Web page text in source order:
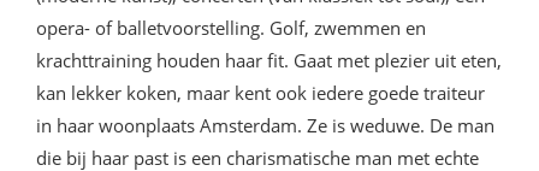
opera- of balletvoorstelling. Golf, zwemmen en
krachttraining houden haar fit. Gaat met plezier uit eten,
kan lekker koken, maar kent ook iedere goede traiteur
in haar woonplaats Amsterdam. Ze is weduwe. De man
die bij haar past is een charismatische man met echte